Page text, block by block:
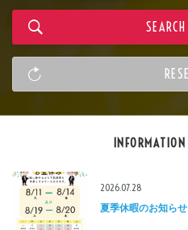
INFORMATION
2026.07.28
夏季休暇のお知らせ